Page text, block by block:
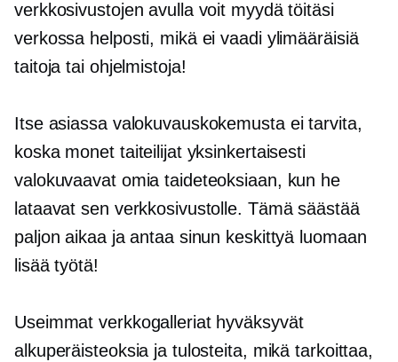
verkkosivustojen avulla voit myydä töitäsi
verkossa helposti, mikä ei vaadi ylimääräisiä
taitoja tai ohjelmistoja!
Itse asiassa valokuvauskokemusta ei tarvita,
koska monet taiteilijat yksinkertaisesti
valokuvaavat omia taideteoksiaan, kun he
lataavat sen verkkosivustolle. Tämä säästää
paljon aikaa ja antaa sinun keskittyä luomaan
lisää työtä!
Useimmat verkkogalleriat hyväksyvät
alkuperäisteoksia ja tulosteita, mikä tarkoittaa,